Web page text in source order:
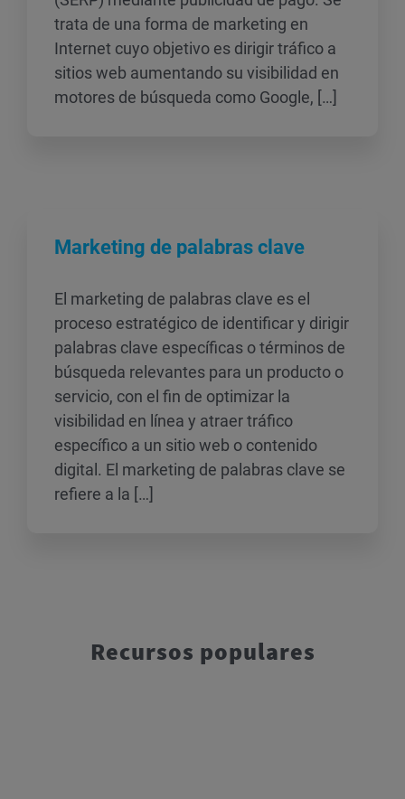
trata de una forma de marketing en
Internet cuyo objetivo es dirigir tráfico a
sitios web aumentando su visibilidad en
motores de búsqueda como Google, […]
Marketing de palabras clave
El marketing de palabras clave es el
proceso estratégico de identificar y dirigir
palabras clave específicas o términos de
búsqueda relevantes para un producto o
servicio, con el fin de optimizar la
visibilidad en línea y atraer tráfico
específico a un sitio web o contenido
digital. El marketing de palabras clave se
refiere a la […]
Recursos populares